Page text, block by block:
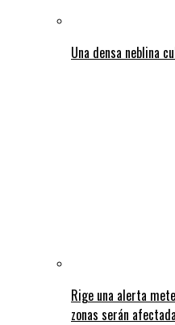
Una densa neblina
Rige una alerta
zonas serán